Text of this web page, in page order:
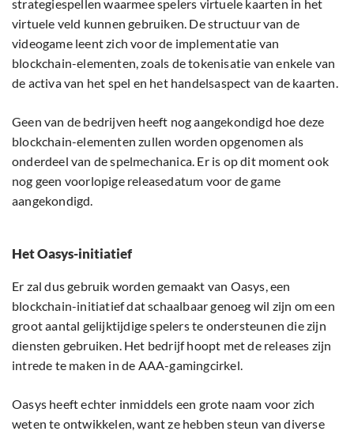
strategiespellen waarmee spelers virtuele kaarten in het
virtuele veld kunnen gebruiken. De structuur van de
videogame leent zich voor de implementatie van
blockchain-elementen, zoals de tokenisatie van enkele van
de activa van het spel en het handelsaspect van de kaarten.
Geen van de bedrijven heeft nog aangekondigd hoe deze
blockchain-elementen zullen worden opgenomen als
onderdeel van de spelmechanica. Er is op dit moment ook
nog geen voorlopige releasedatum voor de game
aangekondigd.
Het Oasys-initiatief
Er zal dus gebruik worden gemaakt van Oasys, een
blockchain-initiatief dat schaalbaar genoeg wil zijn om een ​​
groot aantal gelijktijdige spelers te ondersteunen die zijn
diensten gebruiken. Het bedrijf hoopt met de releases zijn
intrede te maken in de AAA-gamingcirkel.
Oasys heeft echter inmiddels een grote naam voor zich
weten te ontwikkelen, want ze hebben steun van diverse